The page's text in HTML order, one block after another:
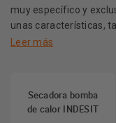
muy específico y
unas características,
cumplan las
ahorrar en tiempo y
viviendas más
Leer más
Secadora bomba
de calor INDESIT